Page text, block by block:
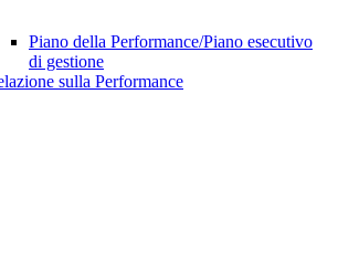
Piano della Performance/Piano esecutivo
di gestione
sulla Performance